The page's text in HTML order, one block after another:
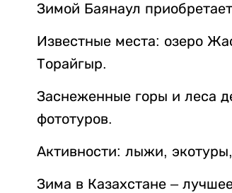
Зимой Баянаул
Известные места: озеро
Торайгыр.
Заснеженные горы и леса
фототуров.
Активности: лыжи,
Зима в Казахстане –